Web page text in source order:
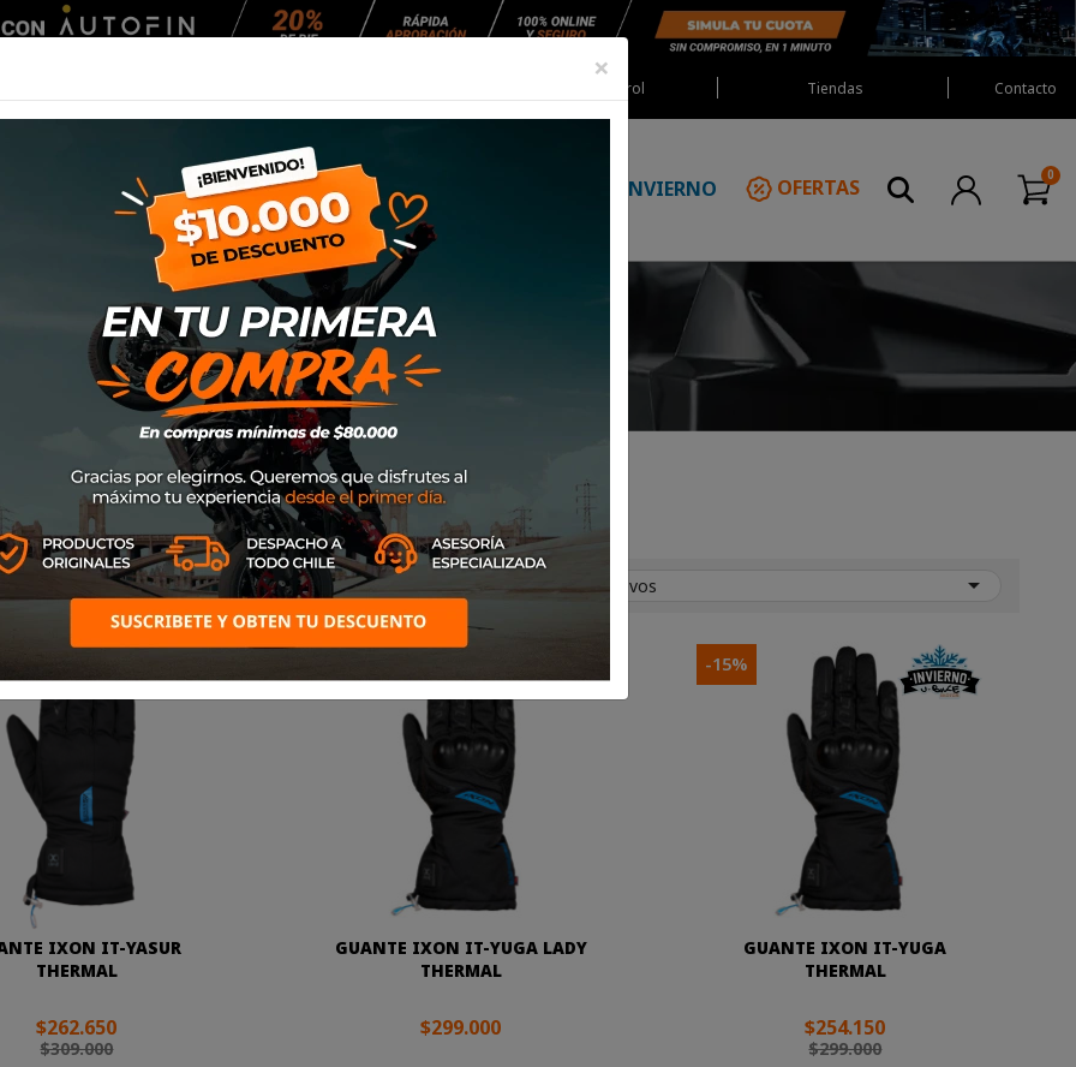
Red Castrol Tiendas Contacto
EQUIPAMIENTO NEUMÁTICOS MANTENCIÓN INVIERNO OFERTAS
HASTA 15% DE DESCUENTO
Más nuevos 
IXON IT-YASUR
THERMAL
$309.000
$262.650
GUANTE IXON IT-YUGA LADY
THERMAL
$299.000
GUANTE IXON IT-YUGA
THERMAL
$299.000
$254.150
-15%
×